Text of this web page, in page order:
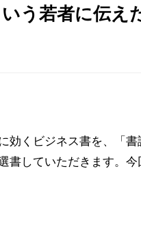
う若者に伝え
効くビジネス書を、「
書していただきます。